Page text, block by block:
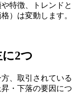
特徴、トレンドと
）は変動します。
2つ
、取引されている
・下落の要因につ